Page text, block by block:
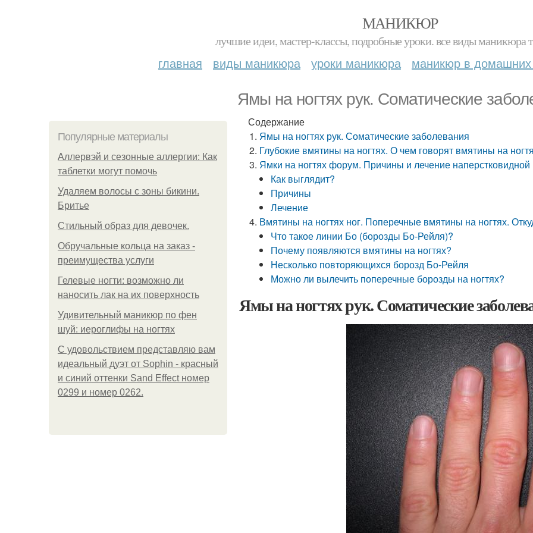
МАНИКЮР
лучшие идеи, мастер-классы, подробные уроки. все виды маникюра
главная виды маникюра уроки маникюра маникюр в домашних
Ямы на ногтях рук. Соматические
Популярные материалы
Аллервэй и сезонные аллергии: Как
таблетки могут помочь
Удаляем волосы с зоны бикини.
Бритье
Стильный образ для девочек.
Обручальные кольца на заказ -
преимущества услуги
Гелевые ногти: возможно ли
наносить лак на их поверхность
Удивительный маникюр по фен
шуй: иероглифы на ногтях
С удовольствием представляю вам
идеальный дуэт от Sophin - красный
и синий оттенки Sand Effect номер
0299 и номер 0262.
Содержание
Ямы на ногтях рук. Соматические заболевания
Глубокие вмятины на ногтях. О чем говорят вмятины на
Ямки на ногтях форум. Причины и лечение наперстковидной
Как выглядит?
Причины
Лечение
Вмятины на ногтях ног. Поперечные вмятины на ногтях.
Что такое линии Бо (борозды Бо-Рейля)?
Почему появляются вмятины на ногтях?
Несколько повторяющихся борозд Бо-Рейля
Можно ли вылечить поперечные борозды на ногтях?
Ямы на ногтях рук. Соматические